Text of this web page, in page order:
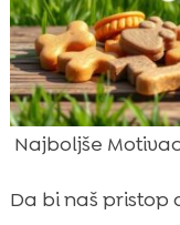
Najboljše
Da bi naš